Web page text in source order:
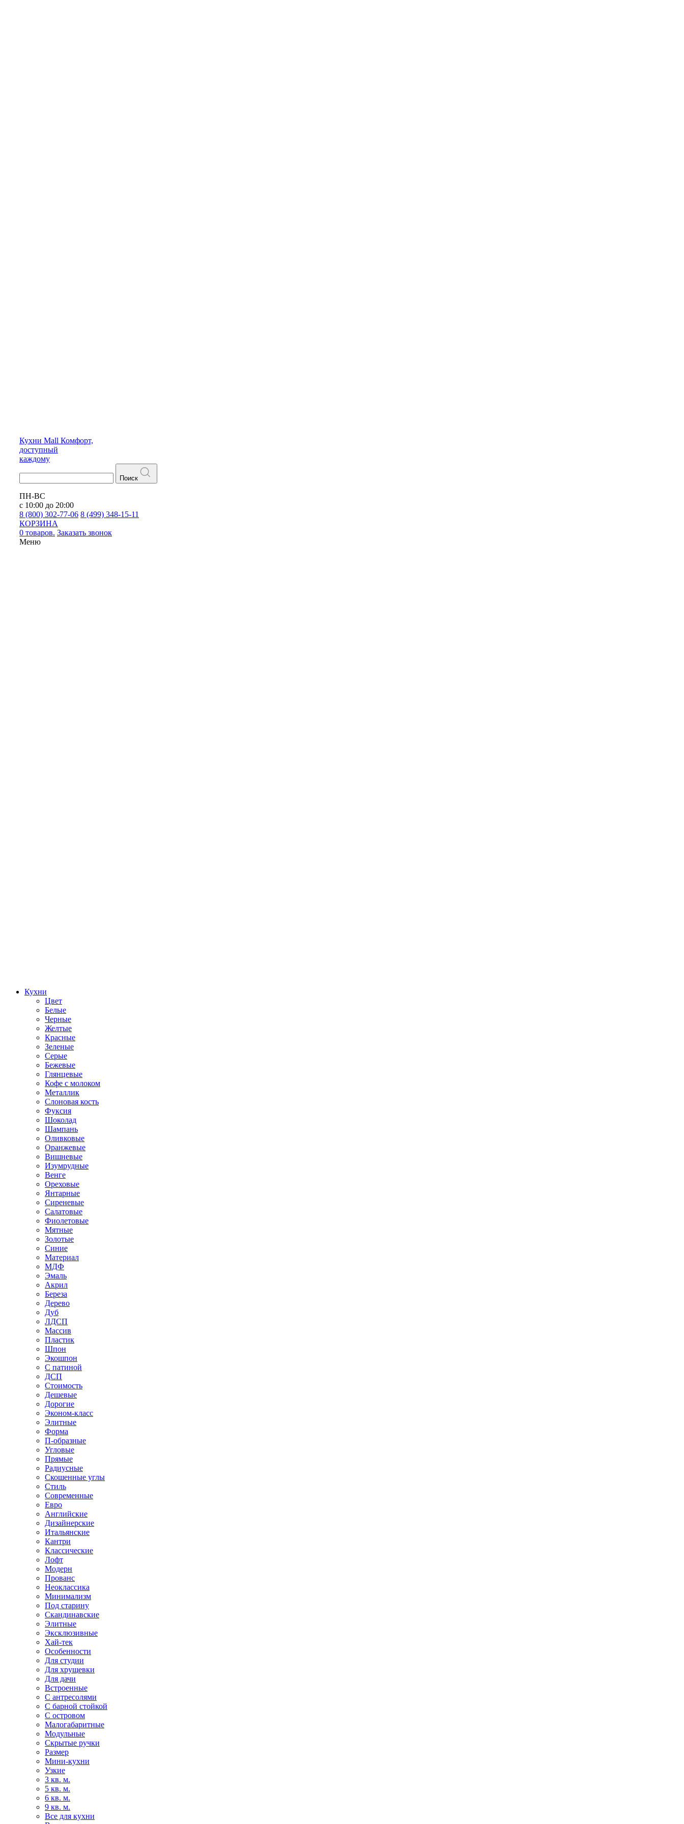
Кухни Mall Комфорт,
доступный
каждому
Поиск
ПН-ВС
с 10:00 до 20:00
8 (800) 302-77-06 8 (499) 348-15-11
КОРЗИНА
0 товаров. Заказать звонок
Меню
Кухни
Цвет
Белые
Черные
Желтые
Красные
Зеленые
Серые
Бежевые
Глянцевые
Кофе с молоком
Металлик
Слоновая кость
Фуксия
Шоколад
Шампань
Оливковые
Оранжевые
Вишневые
Изумрудные
Венге
Ореховые
Янтарные
Сиреневые
Салатовые
Фиолетовые
Мятные
Золотые
Синие
Материал
МДФ
Эмаль
Акрил
Береза
Дерево
Дуб
ЛДСП
Массив
Пластик
Шпон
Экошпон
С патиной
ДСП
Стоимость
Дешевые
Дорогие
Эконом-класс
Элитные
Форма
П-образные
Угловые
Прямые
Радиусные
Скошенные углы
Стиль
Современные
Евро
Английские
Дизайнерские
Итальянские
Кантри
Классические
Лофт
Модерн
Прованс
Неоклассика
Минимализм
Под старину
Скандинавские
Элитные
Эксклюзивные
Хай-тек
Особенности
Для студии
Для хрущевки
Для дачи
Встроенные
С антресолями
С барной стойкой
С островом
Малогабаритные
Модульные
Скрытые ручки
Размер
Мини-кухни
Узкие
3 кв. м.
5 кв. м.
6 кв. м.
9 кв. м.
Все для кухни